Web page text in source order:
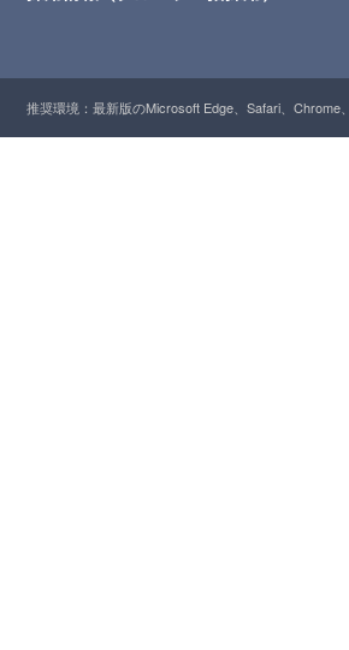
推奨環境：最新版のMicrosoft Edge、Safari、